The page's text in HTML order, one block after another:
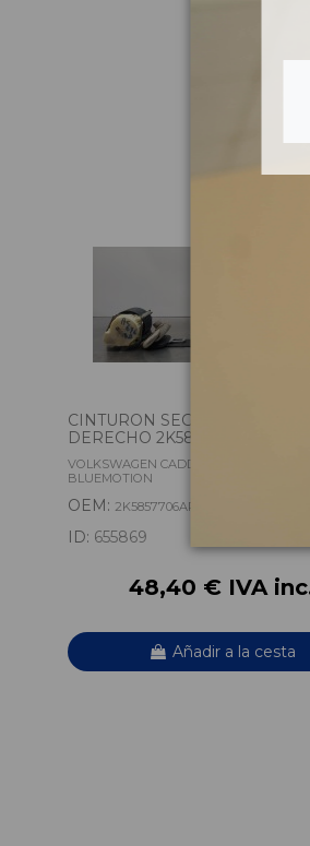
CINTURON SEGURIDAD
DERECHO 2K5857706ARYV...
VOLKSWAGEN CADDY KA/KB (2C)
BLUEMOTION
OEM: 2K5857706ARYV
ID: 655869
48,40 € IVA
Añadir a la cesta